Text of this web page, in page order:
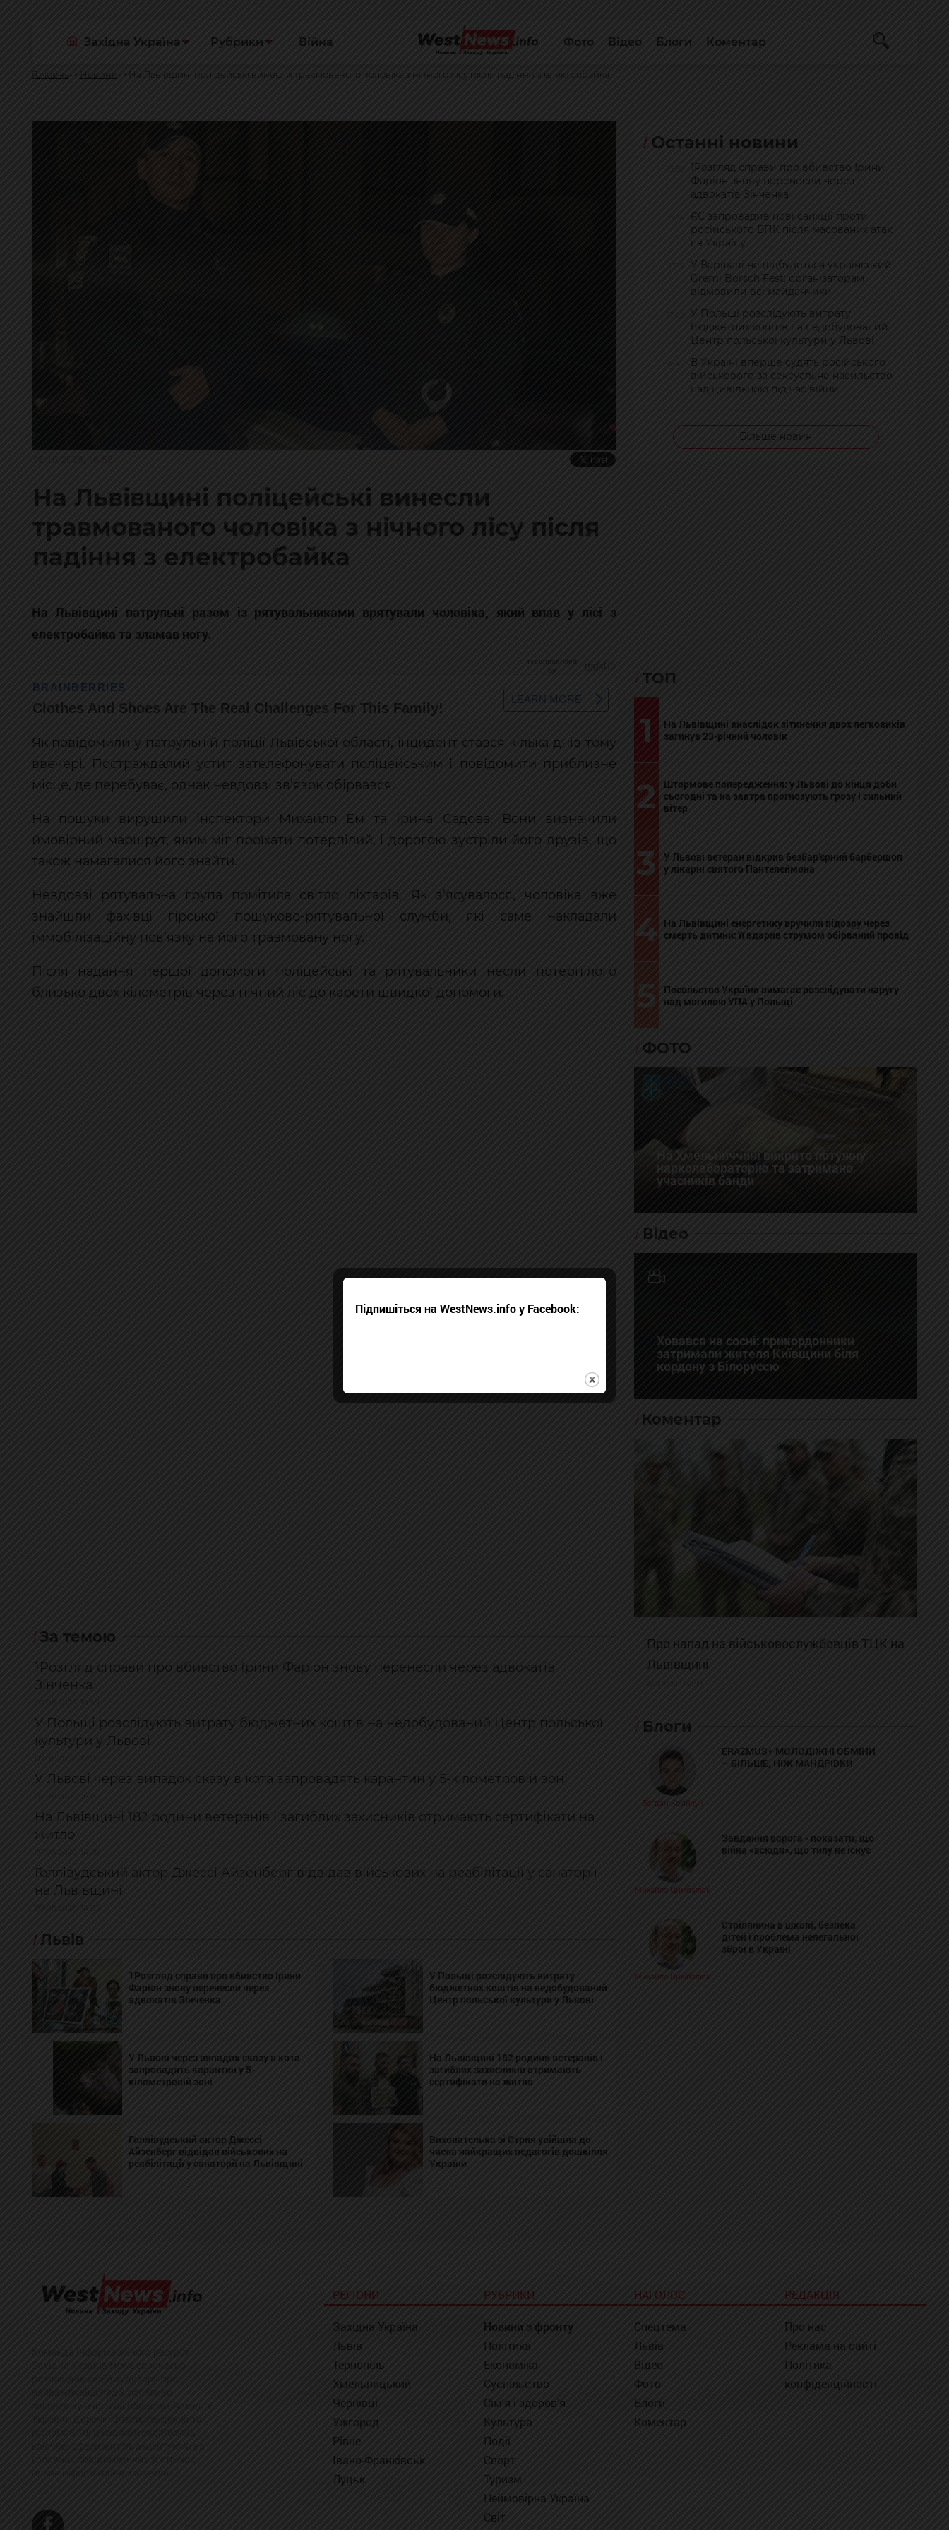
Західна Україна Рубрики Війна Фото Відео Блоги Коментар
Головна Новини На Львівщині поліцейські винесли травмованого чоловіка з нічного лісу після падіння з електробайка
На Львівщині поліцейські винесли
травмованого чоловіка з нічного лісу після
падіння з електробайка
На Львівщині патрульні разом із рятувальниками врятували чоловіка, який впав у лісі з
електробайка та зламав ногу.
Як повідомили у патрульній поліції Львівської області, інцидент стався кілька днів тому
ввечері. Постраждалий устиг зателефонувати поліцейським і повідомити приблизне
місце, де перебуває, однак невдовзі зв’язок обірвався.
На пошуки вирушили інспектори Михайло Ем та Ірина Садова. Вони визначили
ймовірний маршрут, яким міг проїхати потерпілий, і дорогою зустріли його друзів, що
також намагалися його знайти.
Невдовзі рятувальна група помітила світло ліхтарів. Як з’ясувалося, чоловіка вже
знайшли фахівці гірської пошуково-рятувальної служби, які саме накладали
іммобілізаційну пов’язку на його травмовану ногу.
Після надання першої допомоги поліцейські та рятувальники несли потерпілого
близько двох кілометрів через нічний ліс до карети швидкої допомоги.
За темою
1Розгляд справи про вбивство Ірини Фаріон знову перенесли через адвокатів
Зінченка
У Польщі розслідують витрату бюджетних коштів на недобудований Центр польської
культури у Львові
У Львові через випадок сказу в кота запровадять карантин у 5-кілометровій зоні
На Львівщині 182 родини ветеранів і загиблих захисників отримають сертифікати на
житло
Голлівудський актор Джессі Айзенберг відвідав військових на реабілітації у санаторії
на Львівщині
Львів
1Розгляд справи про вбивство Ірини
Фаріон знову перенесли через
адвокатів Зінченка
У Польщі розслідують витрату
бюджетних коштів на недобудований
Центр польської культури у Львові
У Львові через випадок сказу в кота
запровадять карантин у 5-
кілометровій зоні
На Львівщині 182 родини ветеранів і
загиблих захисників отримають
сертифікати на житло
Голлівудський актор Джессі
Айзенберг відвідав військових на
реабілітації у санаторії на Львівщині
Вихователька зі Стрия увійшла до
числа найкращих педагогів дошкілля
України
Останні новини
1Розгляд справи про вбивство Ірини
Фаріон знову перенесли через
адвокатів Зінченка
ЄС запровадив нові санкції проти
російського ВПК після масованих атак
на Україну
У Варшаві не відбудеться український
Gremi Borsch Fest: організаторам
відмовили всі майданчики
У Польщі розслідують витрату
бюджетних коштів на недобудований
Центр польської культури у Львові
В Україні вперше судять російського
військового за сексуальне насильство
над цивільною під час війни
Більше новин
ТОП
1
На Львівщині внаслідок зіткнення двох легковиків
загинув 23-річний чоловік
2
Штормове попередження: у Львові до кінця доби
сьогодні та на завтра прогнозують грозу і сильний
вітер
3
У Львові ветеран відкрив безбар’єрний барбершоп
у лікарні святого Пантелеймона
4 На Львівщині енергетику вручили підозру через
смерть дитини: її вдарив струмом обірваний провід
5
Посольство України вимагає розслідувати наругу
над могилою УПА у Польщі
ФОТО
На Хмельниччині викрито потужну
нарколабораторію та затримано
учасників банди
Відео
Ховався на сосні: прикордонники
затримали жителя Київщини біля
кордону з Білоруссю
Коментар
Про напад на військовослужбовців ТЦК на
Львівщині
Блоги
Богдан Козійчук
ERAZMUS+ МОЛОДІЖНІ ОБМІНИ
– БІЛЬШЕ, НІЖ МАНДРІВКИ
Михайло Цимбалюк
Завдання ворога - показати, що
війна «всюди», що тилу не існує
Михайло Цимбалюк
Стрілянина в школі, безпека
дітей і проблема нелегальної
зброї в Україні
РЕГІОНИ
Західна Україна
Львів
Тернопіль
Хмельницький
Чернівці
Ужгород
Рівне
Івано-Франківськ
Луцьк
РУБРИКИ
Новини з фронту
Політика
Економіка
Суспільство
Сім'я і здоров'я
Культура
Події
Спорт
Туризм
Неймовірна Україна
Світ
НАГОЛОС
Спецтема
Львів
Відео
Фото
Блоги
Коментар
РЕДАКЦІЯ
Про нас
Реклама на сайті
Політика
конфіденційності
Підпишіться на WestNews.info у Facebook: